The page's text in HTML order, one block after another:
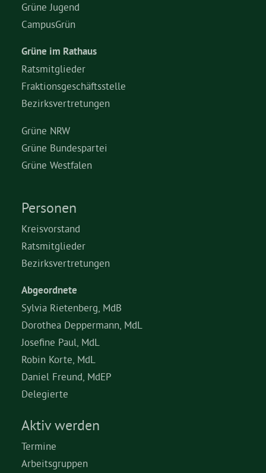
Grüne Jugend
CampusGrün
Aktuelles
Termine
Kontakt
Grüne Jugend
CampusGrün
Grüne im Rathaus
Ratsmitglieder
Fraktionsgeschäftsstelle
Bezirksvertretungen
Grüne NRW
Grüne Bundespartei
Grüne Westfalen
Personen
Kreisvorstand
Ratsmitglieder
Bezirksvertretungen
Abgeordnete
Sylvia Rietenberg, MdB
Dorothea Deppermann, MdL
Josefine Paul, MdL
Robin Korte, MdL
Daniel Freund, MdEP
Delegierte
Aktiv werden
Termine
Arbeitsgruppen